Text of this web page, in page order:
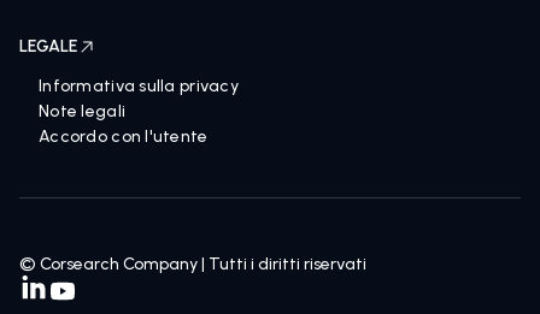
LEGALE
Informativa sulla privacy
Note legali
Accordo con l'utente
© Corsearch Company | Tutti i diritti riservati